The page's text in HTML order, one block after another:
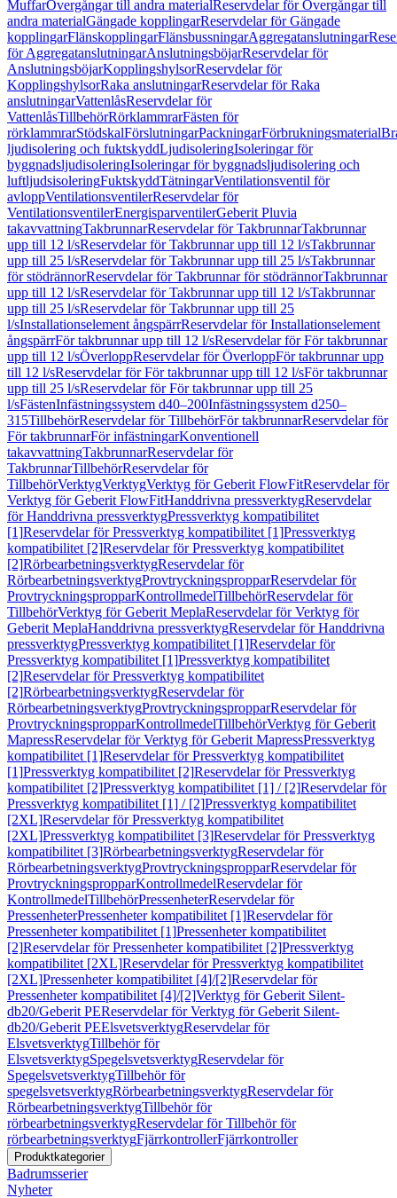
MuffarÖvergångar till andra materialReservdelar för Övergångar till
andra materialGängade kopplingarReservdelar för Gängade
kopplingarFlänskopplingarFlänsbussningarAggregatanslutningar
för AggregatanslutningarAnslutningsböjarReservdelar för
AnslutningsböjarKopplingshylsorReservdelar för
KopplingshylsorRaka anslutningarReservdelar för Raka
anslutningarVattenlåsReservdelar för
VattenlåsTillbehörRörklammrarFästen för
rörklammrarStödskalFörslutningarPackningarFörbrukningsmaterial
ljudisolering och fuktskyddLjudisoleringIsoleringar för
byggnadsljudisoleringIsoleringar för byggnadsljudisolering och
luftljudsisoleringFuktskyddTätningarVentilationsventil för
avloppVentilationsventilerReservdelar för
VentilationsventilerEnergisparventilerGeberit Pluvia
takavvattningTakbrunnarReservdelar för TakbrunnarTakbrunnar
upp till 12 l/sReservdelar för Takbrunnar upp till 12 l/sTakbrunnar
upp till 25 l/sReservdelar för Takbrunnar upp till 25 l/sTakbrunnar
för stödrännorReservdelar för Takbrunnar för stödrännorTakbrunnar
upp till 12 l/sReservdelar för Takbrunnar upp till 12 l/sTakbrunnar
upp till 25 l/sReservdelar för Takbrunnar upp till 25
l/sInstallationselement ångspärrReservdelar för Installationselement
ångspärrFör takbrunnar upp till 12 l/sReservdelar för För takbrunnar
upp till 12 l/sÖverloppReservdelar för ÖverloppFör takbrunnar upp
till 12 l/sReservdelar för För takbrunnar upp till 12 l/sFör takbrunnar
upp till 25 l/sReservdelar för För takbrunnar upp till 25
l/sFästenInfästningssystem d40–200Infästningssystem d250–
315TillbehörReservdelar för TillbehörFör takbrunnarReservdelar för
För takbrunnarFör infästningarKonventionell
takavvattningTakbrunnarReservdelar för
TakbrunnarTillbehörReservdelar för
TillbehörVerktygVerktygVerktyg för Geberit FlowFitReservdelar för
Verktyg för Geberit FlowFitHanddrivna pressverktygReservdelar
för Handdrivna pressverktygPressverktyg kompatibilitet
[1]Reservdelar för Pressverktyg kompatibilitet [1]Pressverktyg
kompatibilitet [2]Reservdelar för Pressverktyg kompatibilitet
[2]RörbearbetningsverktygReservdelar för
RörbearbetningsverktygProvtryckningspropparReservdelar för
ProvtryckningspropparKontrollmedelTillbehörReservdelar för
TillbehörVerktyg för Geberit MeplaReservdelar för Verktyg för
Geberit MeplaHanddrivna pressverktygReservdelar för Handdrivna
pressverktygPressverktyg kompatibilitet [1]Reservdelar för
Pressverktyg kompatibilitet [1]Pressverktyg kompatibilitet
[2]Reservdelar för Pressverktyg kompatibilitet
[2]RörbearbetningsverktygReservdelar för
RörbearbetningsverktygProvtryckningspropparReservdelar för
ProvtryckningspropparKontrollmedelTillbehörVerktyg för Geberit
MapressReservdelar för Verktyg för Geberit MapressPressverktyg
kompatibilitet [1]Reservdelar för Pressverktyg kompatibilitet
[1]Pressverktyg kompatibilitet [2]Reservdelar för Pressverktyg
kompatibilitet [2]Pressverktyg kompatibilitet [1] / [2]Reservdelar för
Pressverktyg kompatibilitet [1] / [2]Pressverktyg kompatibilitet
[2XL]Reservdelar för Pressverktyg kompatibilitet
[2XL]Pressverktyg kompatibilitet [3]Reservdelar för Pressverktyg
kompatibilitet [3]RörbearbetningsverktygReservdelar för
RörbearbetningsverktygProvtryckningspropparReservdelar för
ProvtryckningspropparKontrollmedelReservdelar för
KontrollmedelTillbehörPressenheterReservdelar för
PressenheterPressenheter kompatibilitet [1]Reservdelar för
Pressenheter kompatibilitet [1]Pressenheter kompatibilitet
[2]Reservdelar för Pressenheter kompatibilitet [2]Pressverktyg
kompatibilitet [2XL]Reservdelar för Pressverktyg kompatibilitet
[2XL]Pressenheter kompatibilitet [4]/[2]Reservdelar för
Pressenheter kompatibilitet [4]/[2]Verktyg för Geberit Silent-
db20/Geberit PEReservdelar för Verktyg för Geberit Silent-
db20/Geberit PEElsvetsverktygReservdelar för
ElsvetsverktygTillbehör för
ElsvetsverktygSpegelsvetsverktygReservdelar för
SpegelsvetsverktygTillbehör för
spegelsvetsverktygRörbearbetningsverktygReservdelar för
RörbearbetningsverktygTillbehör för
rörbearbetningsverktygReservdelar för Tillbehör för
rörbearbetningsverktygFjärrkontrollerFjärrkontroller
Produktkategorier
Badrumsserier
Nyheter